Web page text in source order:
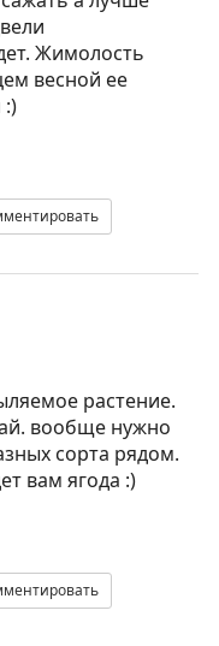
Жимолость
весной ее
:)
растение.
вообще нужно
сорта рядом.
вам ягода :)